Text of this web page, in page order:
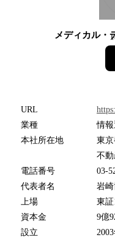
メディカル・
URL
業種
情
本社所在地
東
不
電話番号
03-
代表者名
岩崎
上場
東
資本金
9億
設立